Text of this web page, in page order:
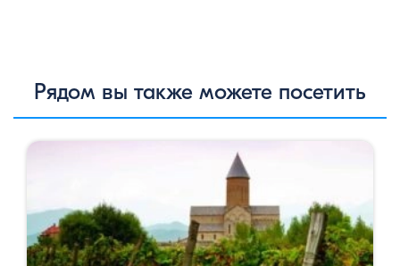
Рядом вы также можете посетить